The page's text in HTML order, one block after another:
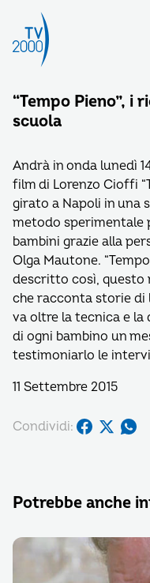
“Tempo Pieno”, i
scuola
Andrà in onda lunedì
film di Lorenzo Cioffi
girato a Napoli in una
metodo sperimentale
bambini grazie alla
Olga Mautone.
descritto così, questo
che racconta storie di
va oltre la tecnica e la
di ogni bambino un
testimoniarlo le
11 Settembre 2015
Condividi:
Potrebbe anche